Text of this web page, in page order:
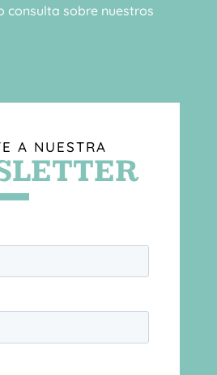
consulta sobre nuestros
A NUESTRA